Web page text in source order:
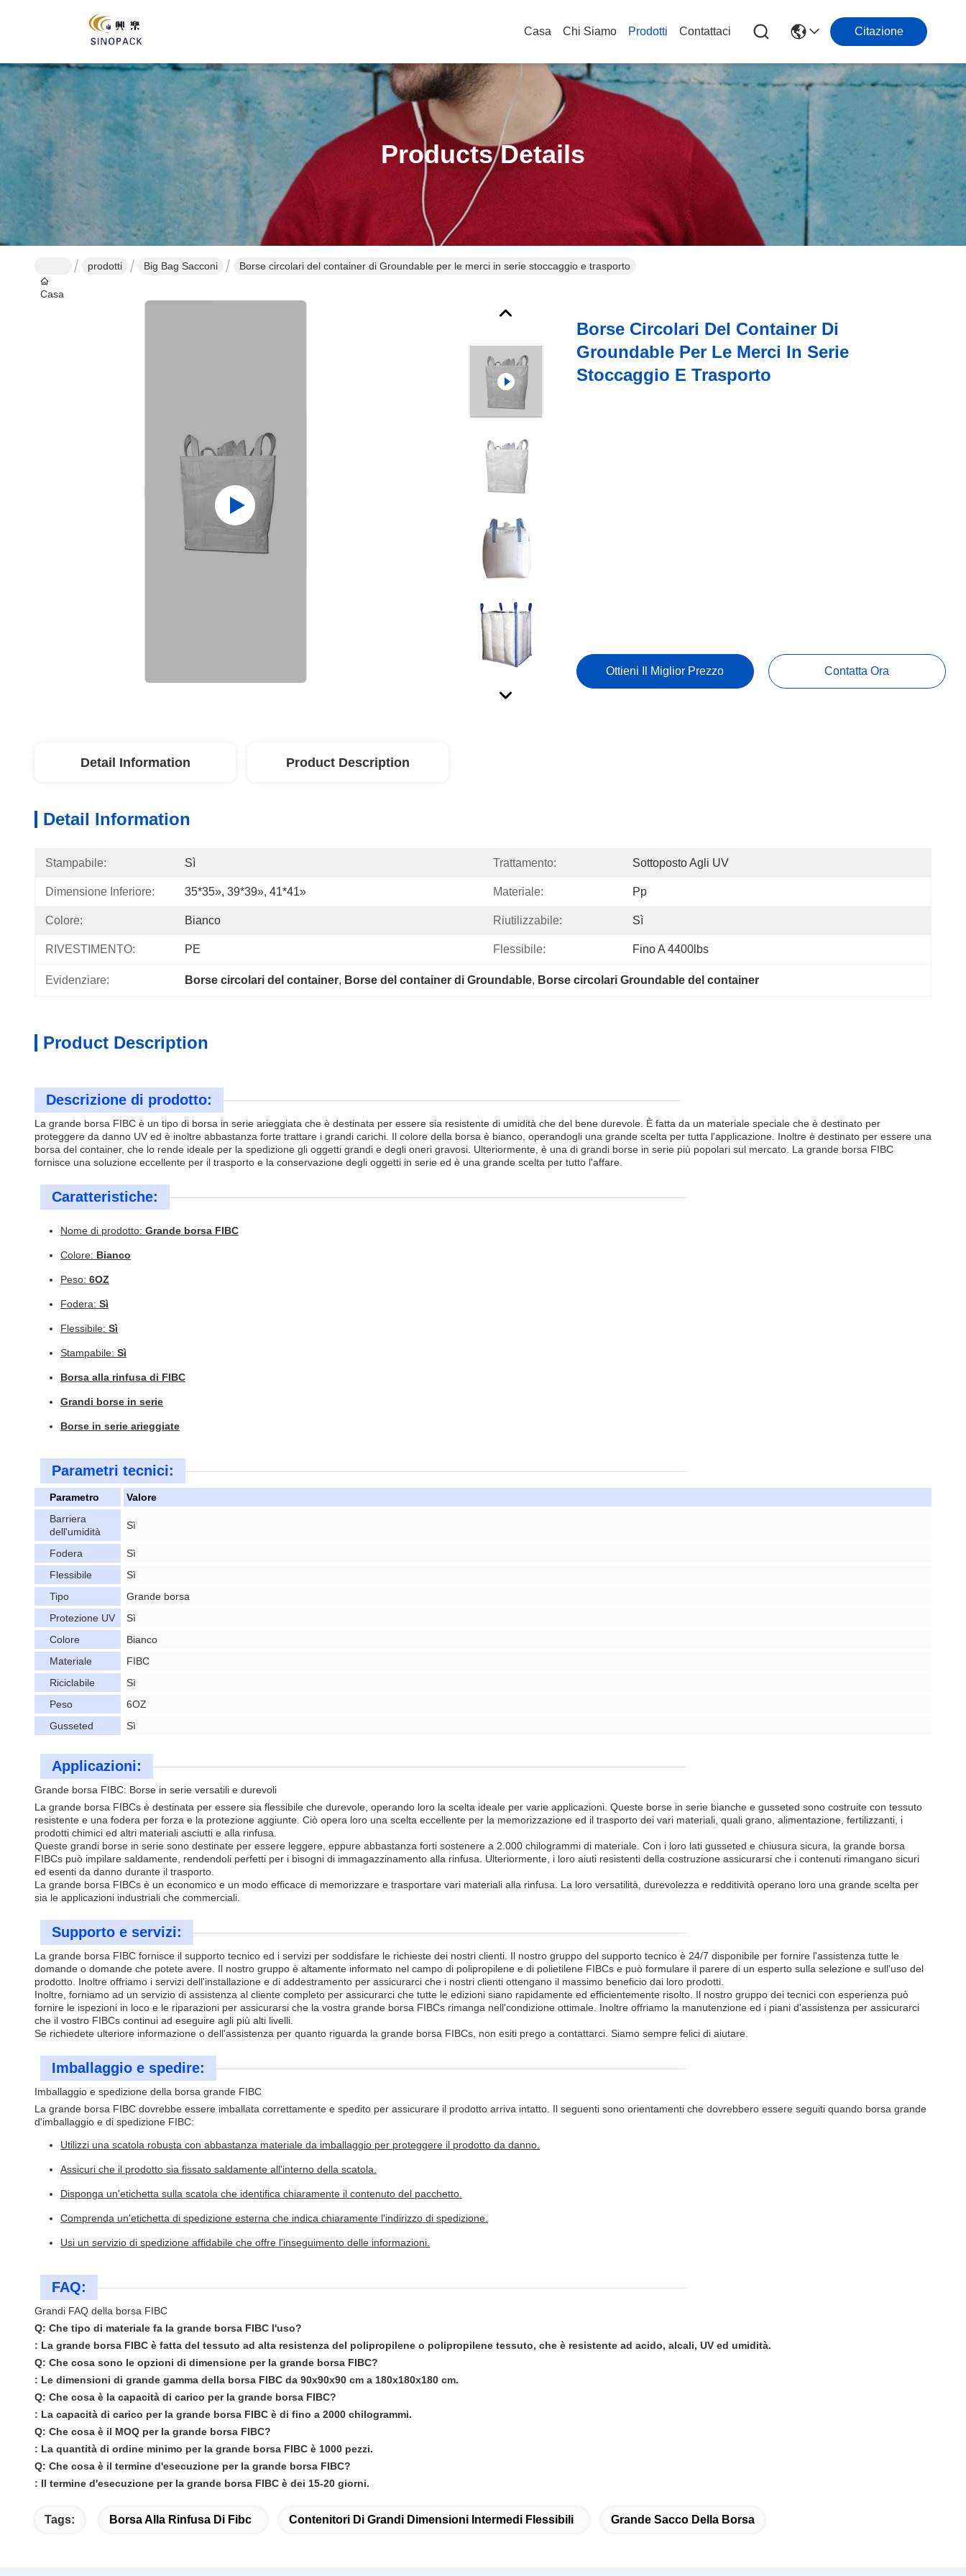
Casa Chi Siamo Prodotti Contattaci Citazione
Products Details
Casa
prodotti Big Bag Sacconi Borse circolari del container di Groundable per le merci in serie stoccaggio e trasporto
Borse Circolari Del Container Di
Groundable Per Le Merci In Serie
Stoccaggio E Trasporto
Ottieni Il Miglior Prezzo Contatta Ora
Detail Information Product Description
Detail Information
Stampabile: Sì Trattamento: Sottoposto Agli UV
Dimensione Inferiore: 35*35», 39*39», 41*41» Materiale: Pp
Colore: Bianco Riutilizzabile: Sì
RIVESTIMENTO: PE Flessibile: Fino A 4400lbs
Evidenziare: Borse circolari del container, Borse del container di Groundable, Borse circolari Groundable del container
Product Description
Descrizione di prodotto:
La grande borsa FIBC è un tipo di borsa in serie arieggiata che è destinata per essere sia resistente di umidità che del bene durevole. È fatta da un materiale speciale che è destinato per
proteggere da danno UV ed è inoltre abbastanza forte trattare i grandi carichi. Il colore della borsa è bianco, operandogli una grande scelta per tutta l'applicazione. Inoltre è destinato per essere una
borsa del container, che lo rende ideale per la spedizione gli oggetti grandi e degli oneri gravosi. Ulteriormente, è una di grandi borse in serie più popolari sul mercato. La grande borsa FIBC
fornisce una soluzione eccellente per il trasporto e la conservazione degli oggetti in serie ed è una grande scelta per tutto l'affare.
Caratteristiche:
Nome di prodotto: Grande borsa FIBC
Colore: Bianco
Peso: 6OZ
Fodera: Sì
Flessibile: Sì
Stampabile: Sì
Borsa alla rinfusa di FIBC
Grandi borse in serie
Borse in serie arieggiate
Parametri tecnici:
Parametro
Valore
Barriera
dell'umidità
Sì
Fodera
Sì
Flessibile
Sì
Tipo
Grande borsa
Protezione UV
Sì
Colore
Bianco
Materiale
FIBC
Riciclabile
Sì
Peso
6OZ
Gusseted
Sì
Applicazioni:
Grande borsa FIBC: Borse in serie versatili e durevoli
La grande borsa FIBCs è destinata per essere sia flessibile che durevole, operando loro la scelta ideale per varie applicazioni. Queste borse in serie bianche e gusseted sono costruite con tessuto
resistente e una fodera per forza e la protezione aggiunte. Ciò opera loro una scelta eccellente per la memorizzazione ed il trasporto dei vari materiali, quali grano, alimentazione, fertilizzanti, i
prodotti chimici ed altri materiali asciutti e alla rinfusa.
Queste grandi borse in serie sono destinate per essere leggere, eppure abbastanza forti sostenere a 2.000 chilogrammi di materiale. Con i loro lati gusseted e chiusura sicura, la grande borsa
FIBCs può impilare saldamente, rendendoli perfetti per i bisogni di immagazzinamento alla rinfusa. Ulteriormente, i loro aiuti resistenti della costruzione assicurarsi che i contenuti rimangano sicuri
ed esenti da danno durante il trasporto.
La grande borsa FIBCs è un economico e un modo efficace di memorizzare e trasportare vari materiali alla rinfusa. La loro versatilità, durevolezza e redditività operano loro una grande scelta per
sia le applicazioni industriali che commerciali.
Supporto e servizi:
La grande borsa FIBC fornisce il supporto tecnico ed i servizi per soddisfare le richieste dei nostri clienti. Il nostro gruppo del supporto tecnico è 24/7 disponibile per fornire l'assistenza tutte le
domande o domande che potete avere. Il nostro gruppo è altamente informato nel campo di polipropilene e di polietilene FIBCs e può formulare il parere di un esperto sulla selezione e sull'uso del
prodotto. Inoltre offriamo i servizi dell'installazione e di addestramento per assicurarci che i nostri clienti ottengano il massimo beneficio dai loro prodotti.
Inoltre, forniamo ad un servizio di assistenza al cliente completo per assicurarci che tutte le edizioni siano rapidamente ed efficientemente risolto. Il nostro gruppo dei tecnici con esperienza può
fornire le ispezioni in loco e le riparazioni per assicurarsi che la vostra grande borsa FIBCs rimanga nell'condizione ottimale. Inoltre offriamo la manutenzione ed i piani d'assistenza per assicurarci
che il vostro FIBCs continui ad eseguire agli più alti livelli.
Se richiedete ulteriore informazione o dell'assistenza per quanto riguarda la grande borsa FIBCs, non esiti prego a contattarci. Siamo sempre felici di aiutare.
Imballaggio e spedire:
Imballaggio e spedizione della borsa grande FIBC
La grande borsa FIBC dovrebbe essere imballata correttamente e spedito per assicurare il prodotto arriva intatto. Il seguenti sono orientamenti che dovrebbero essere seguiti quando borsa grande
d'imballaggio e di spedizione FIBC:
Utilizzi una scatola robusta con abbastanza materiale da imballaggio per proteggere il prodotto da danno.
Assicuri che il prodotto sia fissato saldamente all'interno della scatola.
Disponga un'etichetta sulla scatola che identifica chiaramente il contenuto del pacchetto.
Comprenda un'etichetta di spedizione esterna che indica chiaramente l'indirizzo di spedizione.
Usi un servizio di spedizione affidabile che offre l'inseguimento delle informazioni.
FAQ:
Grandi FAQ della borsa FIBC
Q: Che tipo di materiale fa la grande borsa FIBC l'uso?
: La grande borsa FIBC è fatta del tessuto ad alta resistenza del polipropilene o polipropilene tessuto, che è resistente ad acido, alcali, UV ed umidità.
Q: Che cosa sono le opzioni di dimensione per la grande borsa FIBC?
: Le dimensioni di grande gamma della borsa FIBC da 90x90x90 cm a 180x180x180 cm.
Q: Che cosa è la capacità di carico per la grande borsa FIBC?
: La capacità di carico per la grande borsa FIBC è di fino a 2000 chilogrammi.
Q: Che cosa è il MOQ per la grande borsa FIBC?
: La quantità di ordine minimo per la grande borsa FIBC è 1000 pezzi.
Q: Che cosa è il termine d'esecuzione per la grande borsa FIBC?
: Il termine d'esecuzione per la grande borsa FIBC è dei 15-20 giorni.
Tags: Borsa Alla Rinfusa Di Fibc Contenitori Di Grandi Dimensioni Intermedi Flessibili Grande Sacco Della Borsa